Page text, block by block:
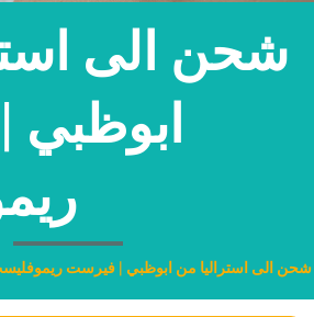
شحن الى
شحن الى استراليا من ابوظبي | فيرست